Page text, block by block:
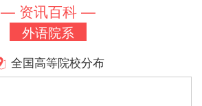
— 资讯百科 —
外语院系
全国高等院校分布